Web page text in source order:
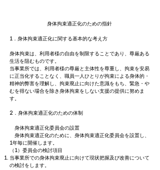
身体拘束適正化のための指針
1．身体拘束適正化に関する基本的な考え方
身体拘束は、利用者様の自由を制限することであり、尊厳ある
生活を阻むものです。
当事業所では、利用者様の尊厳と主体性を尊重し、拘束を安易
に正当化することなく、職員一人ひとりが拘束による身体的・
精神的弊害を理解し、拘束廃止に向けた意識をもち、緊急・や
むを得ない場合を除き身体拘束をしない支援の提供に努めま
す。
2．身体拘束適正化のための体制
身体拘束適正化委員会の設置
身体拘束適正化のために、身体拘束適正化委員会を設置し、
1年毎に開催します。
（1）委員会の検討項目
当事業所での身体拘束廃止に向けて現状把握及び改善について
の検討をします。